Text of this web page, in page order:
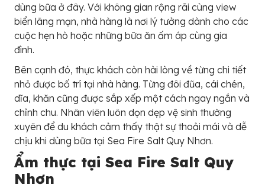
dùng bữa ở đây. Với không gian rộng rãi cùng view
biển lãng mạn, nhà hàng là nơi lý tưởng dành cho các
cuộc hẹn hò hoặc những bữa ăn ấm áp cùng gia
đình.
Bên cạnh đó, thực khách còn hài lòng về từng chi tiết
nhỏ được bố trí tại nhà hàng. Từng đôi đũa, cái chén,
dĩa, khăn cũng được sắp xếp một cách ngay ngắn và
chỉnh chu. Nhân viên luôn dọn dẹp vệ sinh thường
xuyên để du khách cảm thấy thật sự thoải mái và dễ
chịu khi dùng bữa tại Sea Fire Salt Quy Nhơn.
Ẩm thực tại Sea Fire Salt Quy
Nhơn